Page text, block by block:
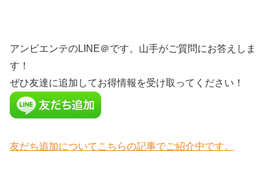
アンビエンテのLINE＠です。山手がご質問にお答えしま
す！
ぜひ友達に追加してお得情報を受け取ってください！
友だち追加についてこちらの記事でご紹介中です。